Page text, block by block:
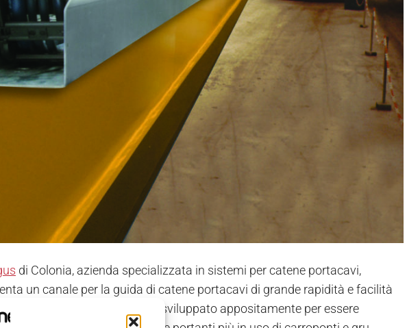
di Colonia, azienda specializzata in sistemi per catene portacavi,
un canale per la guida di catene portacavi di grande rapidità e facilità
"guidefast" è stato sviluppato appositamente per essere